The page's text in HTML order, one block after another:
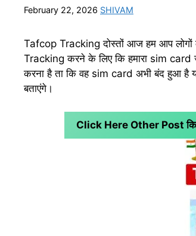
February 22, 2026 SHIVAM
Tafcop Tracking दोस्तों आज हम आप
Tracking करने के लिए कि हमारा sim
करना है ता कि वह sim card अभी बंद हुआ
बताएंगे।
Click Here Other Post